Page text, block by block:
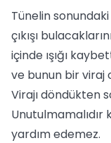
Tünelin sonundaki
çıkışı
içinde ışığı
ve bunun bir viraj
Virajı döndükten
Unutulmamalıdır
yardım edemez.